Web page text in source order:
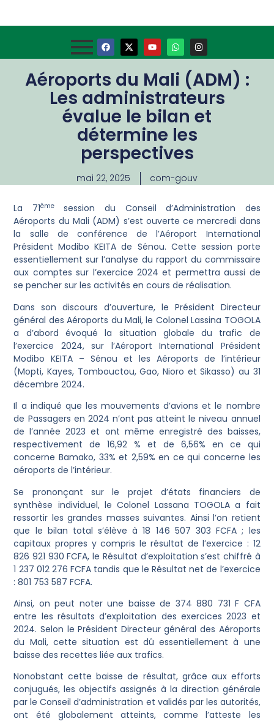
Aéroports du Mali (ADM) :
Les administrateurs
évalue le bilan et
détermine les
perspectives
mai 22, 2025 com-gouv
La 71èmesession du Conseil d’Administration des
Aéroports du Mali (ADM) s’est ouverte ce mercredi dans
la salle de conférence de l’Aéroport International
Président Modibo KEITA de Sénou. Cette session porte
essentiellement sur l’analyse du rapport du commissaire
aux comptes sur l’exercice 2024 et permettra aussi de
se pencher sur les activités en cours de réalisation.
Dans son discours d’ouverture, le Président Directeur
général des Aéroports du Mali, le Colonel Lassina TOGOLA
a d’abord évoqué la situation globale du trafic de
l’exercice 2024, sur l’Aéroport International Président
Modibo KEITA – Sénou et les Aéroports de l’intérieur
(Mopti, Kayes, Tombouctou, Gao, Nioro et Sikasso) au 31
décembre 2024.
Il a indiqué que les mouvements d’avions et le nombre
de Passagers en 2024 n’ont pas atteint le niveau annuel
de l’année 2023 et ont même enregistré des baisses,
respectivement de 16,92 % et de 6,56% en ce qui
concerne Bamako, 33% et 2,59% en ce qui concerne les
aéroports de l’intérieur.
Se prononçant sur le projet d’états financiers de
synthèse individuel, le Colonel Lassana TOGOLA a fait
ressortir les grandes masses suivantes. Ainsi l’on retient
que le bilan total s’élève à 18 146 507 303 FCFA ; les
capitaux propres y compris le résultat de l’exercice : 12
826 921 930 FCFA, le Résultat d’exploitation s’est chiffré à
1 237 012 276 FCFA tandis que le Résultat net de l’exercice
: 801 753 587 FCFA.
Ainsi, on peut noter une baisse de 374 880 731 F CFA
entre les résultats d’exploitation des exercices 2023 et
2024. Selon le Président Directeur général des Aéroports
du Mali, cette situation est dû essentiellement à une
baisse des recettes liée aux trafics.
Nonobstant cette baisse de résultat, grâce aux efforts
conjugués, les objectifs assignés à la direction générale
par le Conseil d’administration et validés par les autorités,
ont été globalement atteints, comme l’atteste les